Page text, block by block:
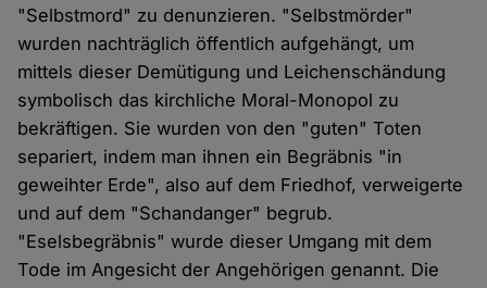
"Selbstmord" zu denunzieren. "Selbstmörder"
wurden nachträglich öffentlich aufgehängt, um
mittels dieser Demütigung und Leichenschändung
symbolisch das kirchliche Moral-Monopol zu
bekräftigen. Sie wurden von den "guten" Toten
separiert, indem man ihnen ein Begräbnis "in
geweihter Erde", also auf dem Friedhof, verweigerte
und auf dem "Schandanger" begrub.
"Eselsbegräbnis" wurde dieser Umgang mit dem
Tode im Angesicht der Angehörigen genannt. Die